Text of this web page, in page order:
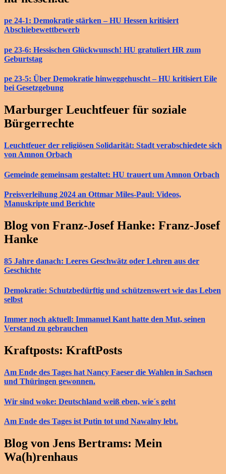
pe 24-1: Demokratie stärken – HU Hessen kritisiert
Abschiebewettbewerb
pe 23-6: Hessischen Glückwunsch! HU gratuliert HR zum
Geburtstag
pe 23-5: Über Demokratie hinweggehuscht – HU kritisiert Eile
bei Gesetzgebung
Marburger Leuchtfeuer für soziale
Bürgerrechte
Leuchtfeuer der religiösen Solidarität: Stadt verabschiedete sich
von Amnon Orbach
Gemeinde gemeinsam gestaltet: HU trauert um Amnon Orbach
Preisverleihung 2024 an Ottmar Miles-Paul: Videos,
Manuskripte und Berichte
Blog von Franz-Josef Hanke: Franz-Josef
Hanke
85 Jahre danach: Leeres Geschwätz oder Lehren aus der
Geschichte
Demokratie: Schutzbedürftig und schützenswert wie das Leben
selbst
Immer noch aktuell: Immanuel Kant hatte den Mut, seinen
Verstand zu gebrauchen
Kraftposts: KraftPosts
Am Ende des Tages hat Nancy Faeser die Wahlen in Sachsen
und Thüringen gewonnen.
Wir sind woke: Deutschland weiß eben, wie´s geht
Am Ende des Tages ist Putin tot und Nawalny lebt.
Blog von Jens Bertrams: Mein
Wa(h)renhaus